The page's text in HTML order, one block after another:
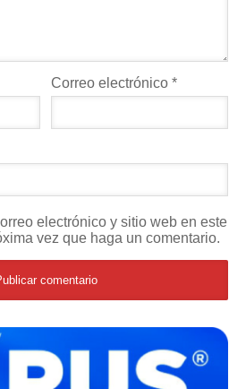
Correo electrónico*
electrónico y sitio web en este
vez que haga un comentario.